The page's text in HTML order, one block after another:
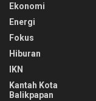
Ekonomi
Energi
Fokus
Hiburan
IKN
Kantah Kota
Balikpapan